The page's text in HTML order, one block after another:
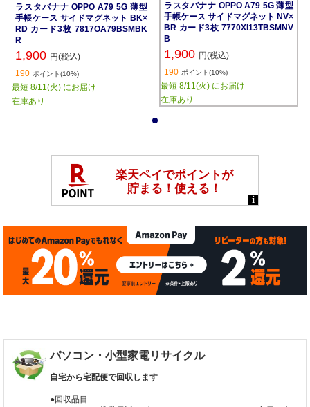
ラスタバナナ OPPO A79 5G 薄型
手帳ケース サイドマグネット BK×
RD カード3枚 7817OA79BSMBK
R
1,900 円(税込)
190 ポイント(10%)
最短 8/11(火) にお届け
在庫あり
ラスタバナナ OPPO A79 5G 薄型
手帳ケース サイドマグネット NV×
BR カード3枚 7770XI13TBSMNV
B
1,900 円(税込)
190 ポイント(10%)
最短 8/11(火) にお届け
在庫あり
パソコン・小型家電リサイクル
自宅から宅配便で回収します
●回収品目